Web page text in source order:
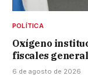
POLÍTICA
Oxígeno
fiscales
6 de agosto de 2026